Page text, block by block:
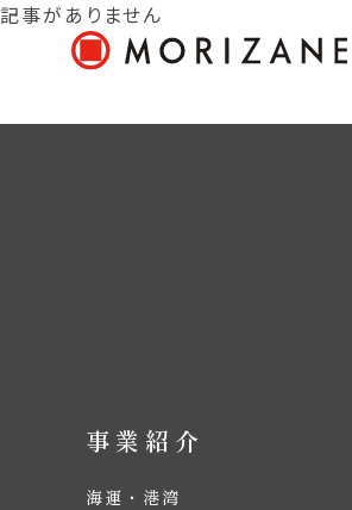
記事がありません
事業紹介
海運・港湾